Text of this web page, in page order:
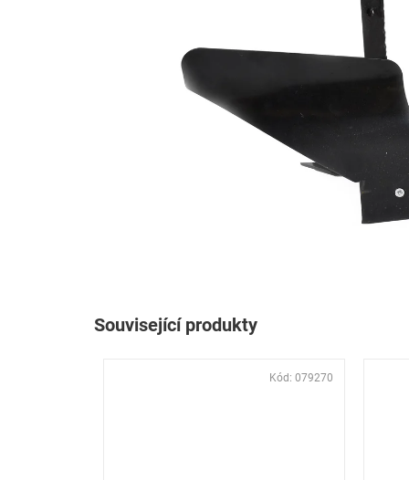
Související produkty
Kód: 079270